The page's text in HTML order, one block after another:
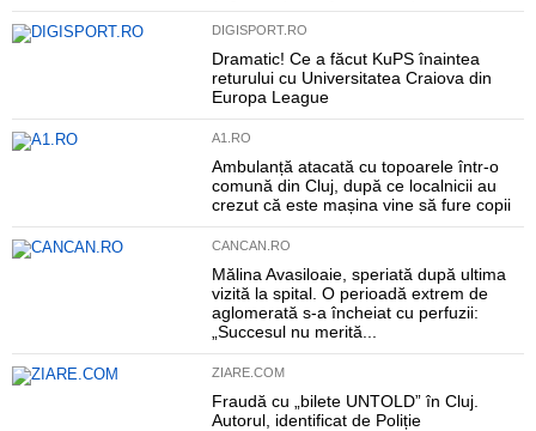
DIGISPORT.RO
Dramatic! Ce a făcut KuPS înaintea
returului cu Universitatea Craiova din
Europa League
A1.RO
Ambulanță atacată cu topoarele într-o
comună din Cluj, după ce localnicii au
crezut că este mașina vine să fure copii
CANCAN.RO
Mălina Avasiloaie, speriată după ultima
vizită la spital. O perioadă extrem de
aglomerată s-a încheiat cu perfuzii:
„Succesul nu merită...
ZIARE.COM
Fraudă cu „bilete UNTOLD” în Cluj.
Autorul, identificat de Poliție